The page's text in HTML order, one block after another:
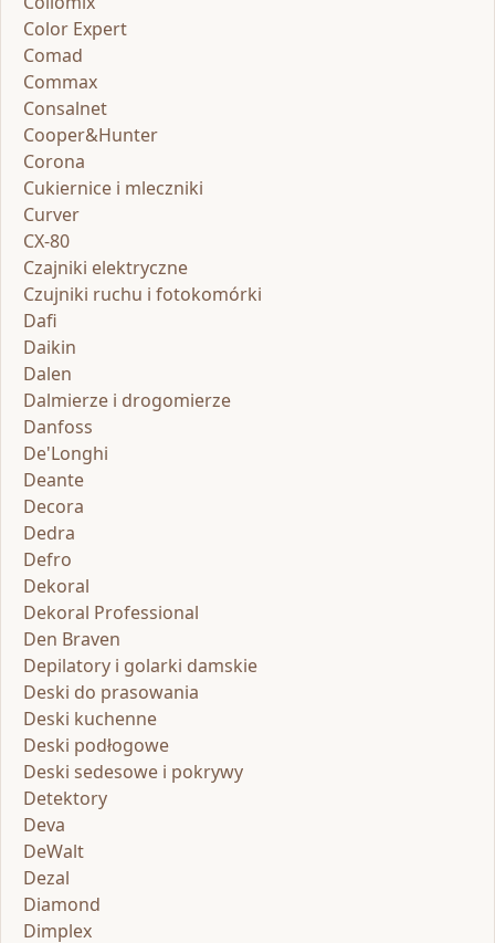
Color Expert
Comad
Commax
Consalnet
Cooper&Hunter
Corona
Cukiernice i mleczniki
Curver
CX-80
Czajniki elektryczne
Czujniki ruchu i fotokomórki
Dafi
Daikin
Dalen
Dalmierze i drogomierze
Danfoss
De'Longhi
Deante
Decora
Dedra
Defro
Dekoral
Dekoral Professional
Den Braven
Depilatory i golarki damskie
Deski do prasowania
Deski kuchenne
Deski podłogowe
Deski sedesowe i pokrywy
Detektory
Deva
DeWalt
Dezal
Diamond
Dimplex